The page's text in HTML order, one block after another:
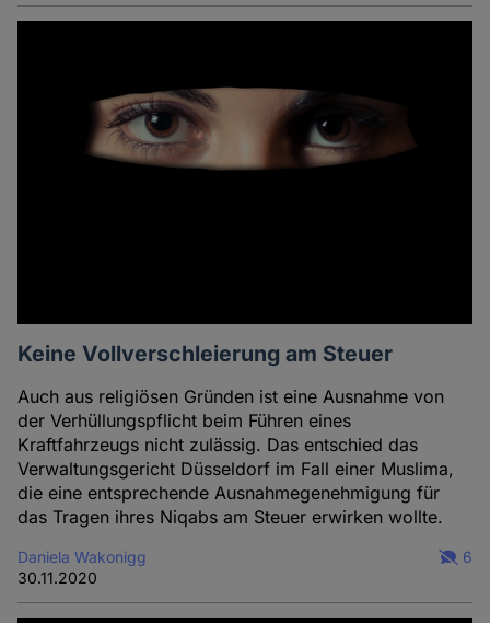
Keine Vollverschleierung am Steuer
Auch aus religiösen Gründen ist eine Ausnahme von
der Verhüllungspflicht beim Führen eines
Kraftfahrzeugs nicht zulässig. Das entschied das
Verwaltungsgericht Düsseldorf im Fall einer Muslima,
die eine entsprechende Ausnahmegenehmigung für
das Tragen ihres Niqabs am Steuer erwirken wollte.
Daniela Wakonigg
30.11.2020
6